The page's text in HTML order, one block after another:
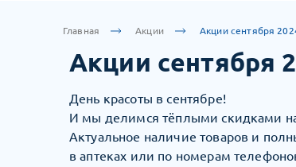
Главная Акции Акции сентября
Акции сентября
День красоты в сентябре!
И мы делимся тёплыми скидками
Актуальное наличие товаров и
в аптеках или по номерам